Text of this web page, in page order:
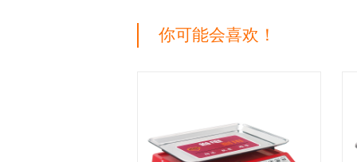
你可能会喜欢！